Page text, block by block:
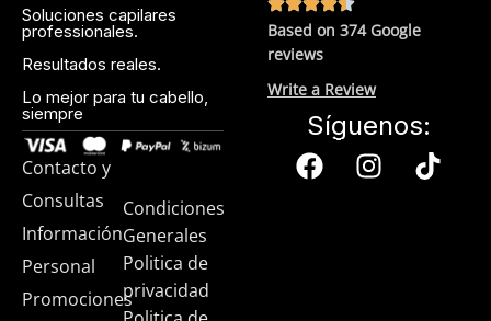
Soluciones capilares
professionales.
Resultados reales.
Lo mejor para tu cabello,
siempre
Contacto y
Consultas
Información
Personal
Promociones
Condiciones
Generales
Politica de
privacidad
Based on 374 Google
reviews
Write a Review
Síguenos: